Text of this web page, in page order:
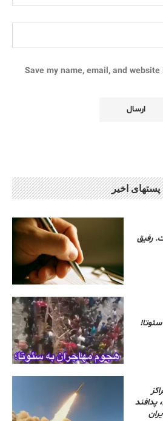
Save my name, email, and
پستهای اخیر
رفیق
پدافند